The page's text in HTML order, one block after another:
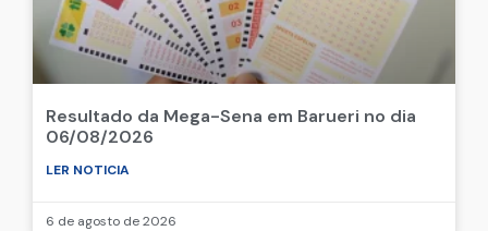
Resultado da Mega-Sena em Barueri no dia
06/08/2026
LER NOTICIA
6 de agosto de 2026